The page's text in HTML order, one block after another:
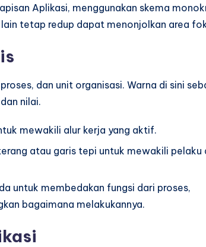
Aplikasi, menggunakan skema
tetap redup dapat menonjolkan area
dan unit organisasi. Warna di sini
nilai.
mewakili alur kerja yang aktif.
atau garis tepi untuk mewakili pelaku
untuk membedakan fungsi dari proses,
bagaimana melakukannya.